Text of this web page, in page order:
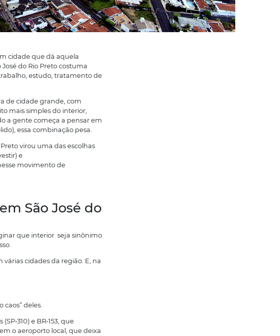
para passear”. E tem cidade que dá aquela
aqui”. Morar em São José do Rio Preto costuma
encontrar: estrutura de cidade grande, com
mas com aquele jeito mais simples do interior,
verdade”. E quando a gente começa a pensar em
investir em algo sólido), essa combinação pesa.
de São José do Rio Preto virou uma das escolhas
quanto para investir) e
Residence, entram nesse movimento de